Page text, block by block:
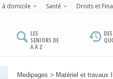
à domicile Santé Droits et
LES
SENIORS DE
A À Z
Medipages > Matériel et travaux